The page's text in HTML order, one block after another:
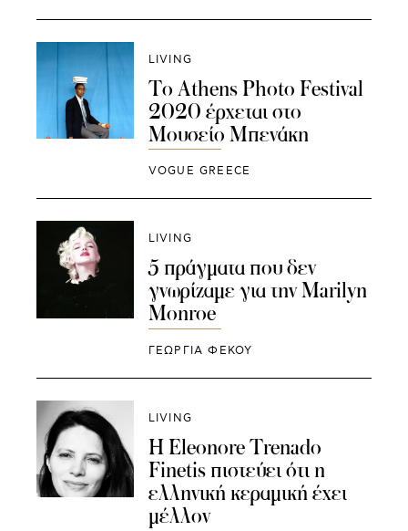
LIVING
Το Athens Photo Festival
2020 έρχεται στο
Μουσείο Μπενάκη
VOGUE GREECE
LIVING
5 πράγματα που δεν
γνωρίζαμε για την Marilyn
Monroe
ΓΕΩΡΓΙΑ ΦΕΚΟΥ
LIVING
Η Eleonore Trenado
Finetis πιστεύει ότι η
ελληνική κεραμική έχει
μέλλον